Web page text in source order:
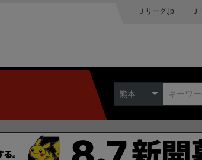
Ｊリーグ.jp
熊本